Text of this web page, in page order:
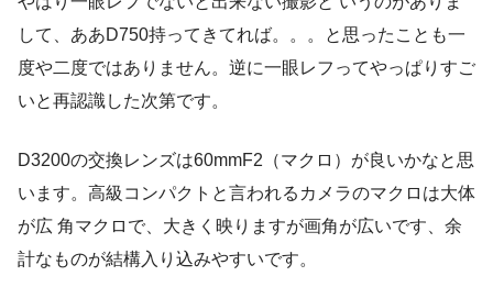
して、ああD750持ってきてれば。。。と思ったことも一
度や二度ではありません。逆に一眼レフってやっぱりすご
いと再認識した次第です。
D3200の交換レンズは60mmF2（マクロ）が良いかなと思
います。高級コンパクトと言われるカメラのマクロは大体
が広 角マクロで、大きく映りますが画角が広いです、余
計なものが結構入り込みやすいです。